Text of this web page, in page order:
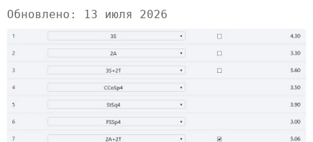
Обновлено: 13 июля 2026